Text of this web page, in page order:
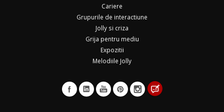
Cariere
Grupurile de interactiune
Jolly si criza
Grija pentru mediu
Expozitii
Melodiile Jolly